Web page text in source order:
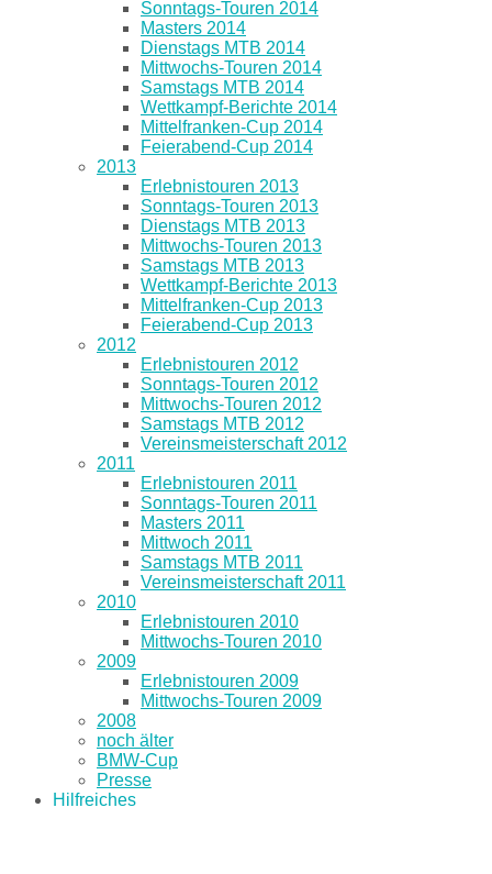
Sonntags-Touren 2014
Masters 2014
Dienstags MTB 2014
Mittwochs-Touren 2014
Samstags MTB 2014
Wettkampf-Berichte 2014
Mittelfranken-Cup 2014
Feierabend-Cup 2014
2013
Erlebnistouren 2013
Sonntags-Touren 2013
Dienstags MTB 2013
Mittwochs-Touren 2013
Samstags MTB 2013
Wettkampf-Berichte 2013
Mittelfranken-Cup 2013
Feierabend-Cup 2013
2012
Erlebnistouren 2012
Sonntags-Touren 2012
Mittwochs-Touren 2012
Samstags MTB 2012
Vereinsmeisterschaft 2012
2011
Erlebnistouren 2011
Sonntags-Touren 2011
Masters 2011
Mittwoch 2011
Samstags MTB 2011
Vereinsmeisterschaft 2011
2010
Erlebnistouren 2010
Mittwochs-Touren 2010
2009
Erlebnistouren 2009
Mittwochs-Touren 2009
2008
noch älter
BMW-Cup
Presse
Hilfreiches